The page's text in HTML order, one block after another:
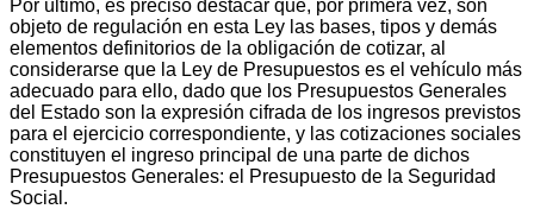
Por último, es preciso destacar que, por primera vez, son
objeto de regulación en esta Ley las bases, tipos y demás
elementos definitorios de la obligación de cotizar, al
considerarse que la Ley de Presupuestos es el vehículo más
adecuado para ello, dado que los Presupuestos Generales
del Estado son la expresión cifrada de los ingresos previstos
para el ejercicio correspondiente, y las cotizaciones sociales
constituyen el ingreso principal de una parte de dichos
Presupuestos Generales: el Presupuesto de la Seguridad
Social.